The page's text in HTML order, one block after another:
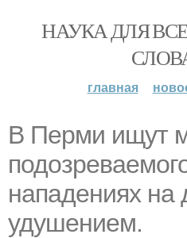
НАУКА ДЛЯ
главная
В Перми ищут
нападениях на
удушением.